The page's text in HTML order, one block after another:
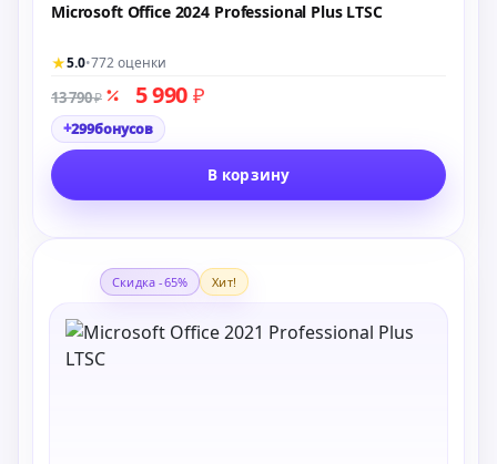
Microsoft Office 2024 Professional Plus LTSC
★5.0•772 оценки
13 790₽ 5 990 ₽
+299бонусов
В корзину
Скидка -65% Хит!